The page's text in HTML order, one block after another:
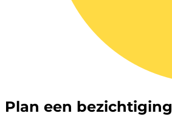
Plan een bezichtiging